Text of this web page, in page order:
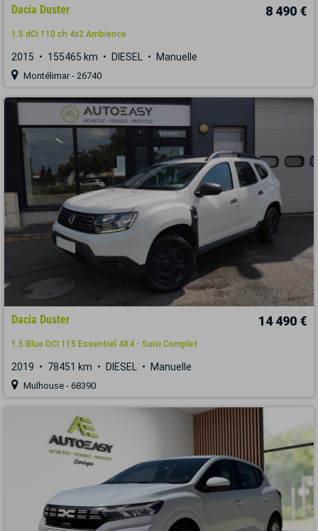
Dacia Duster 8 490 €
1.5 dCi 110 ch 4x2 Ambience
2015 155465 km DIESEL Manuelle
Montélimar - 26740
Dacia Duster 14 490 €
1.5 Blue DCI 115 Essentiel 4X4 - Suivi Complet
2019 78451 km DIESEL Manuelle
Mulhouse - 68390